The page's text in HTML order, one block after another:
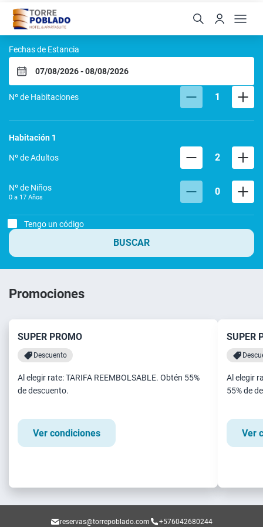
Hotel Torre Poblado
Fechas de Estancia
Nº de Habitaciones 1
Habitación 1
Nº de Adultos 2
Nº de Niños
0 a 17 Años 0
Tengo un código
BUSCAR
Promociones
SUPER PROMO
Descuento
Al elegir rate: TARIFA REEMBOLSABLE. Obtén 55%
de descuento.
Ver condiciones
SUPER
Al elegir
55% de
Ver
reservas@torrepoblado.com +576042680244